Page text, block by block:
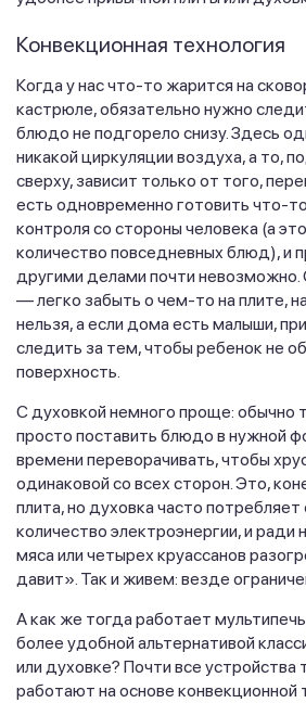
Конвекционная технология
Когда у нас что-то жарится на
кастрюле, обязательно нужно
блюдо не подгорело снизу. Здесь
никакой циркуляции воздуха, а то,
сверху, зависит только от того,
есть одновременно готовить что-
контроля со стороны человека (а
количество повседневных блюд), и
другими делами почти невозможно.
— легко забыть о чем-то на плите,
нельзя, а если дома есть малыши,
следить за тем, чтобы ребенок не
поверхность.
С духовкой немного проще: обычно
просто поставить блюдо в нужной
времени переворачивать, чтобы
одинаковой со всех сторон. Это,
плита, но духовка часто
количество электроэнергии, и ради
мяса или четырех круассанов
давит». Так и живем: везде
А как же тогда работает
более удобной альтернативой
или духовке? Почти все устройства
работают на основе конвекционной